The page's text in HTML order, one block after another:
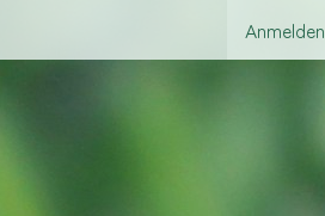
Anmelden